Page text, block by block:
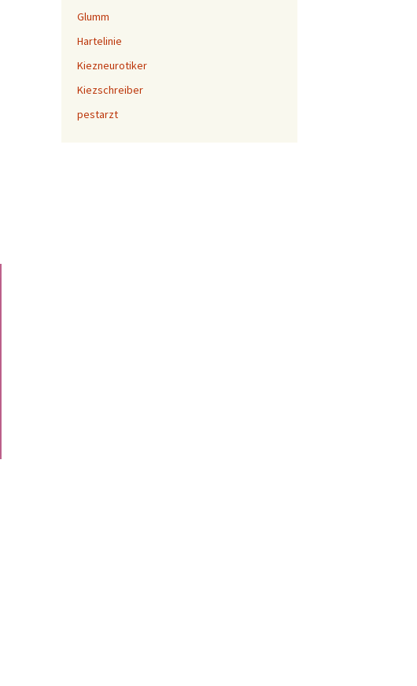
Glumm
Hartelinie
Kiezneurotiker
Kiezschreiber
pestarzt